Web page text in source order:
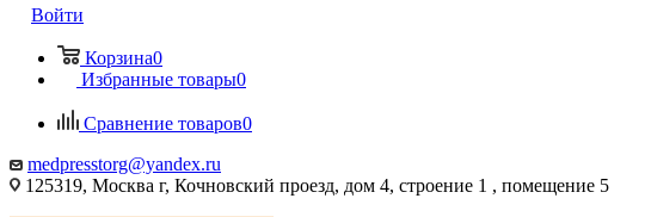
Войти
Корзина0
Избранные товары0
Сравнение товаров0
medpresstorg@yandex.ru
125319, Москва г, Кочновский проезд, дом 4, строение 1 , помещение 5